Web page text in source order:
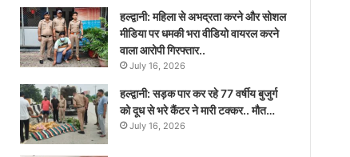
हल्द्वानी: महिला से अभद्रता करने और सोशल
मीडिया पर धमकी भरा वीडियो वायरल करने
वाला आरोपी गिरफ्तार..
July 16, 2026
हल्द्वानी: सड़क पार कर रहे 77 वर्षीय बुजुर्ग
को दूध से भरे कैंटर ने मारी टक्कर.. मौत…
July 16, 2026